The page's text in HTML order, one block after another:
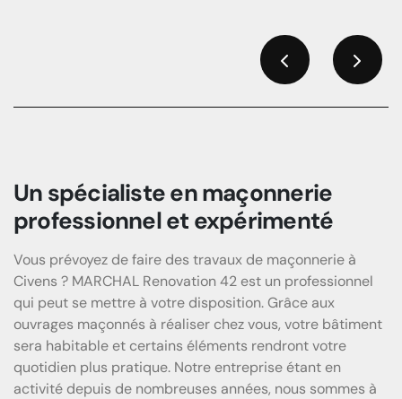
Un spécialiste en maçonnerie
professionnel et expérimenté
Vous prévoyez de faire des travaux de maçonnerie à
Civens ? MARCHAL Renovation 42 est un professionnel
qui peut se mettre à votre disposition. Grâce aux
ouvrages maçonnés à réaliser chez vous, votre bâtiment
sera habitable et certains éléments rendront votre
quotidien plus pratique. Notre entreprise étant en
activité depuis de nombreuses années, nous sommes à